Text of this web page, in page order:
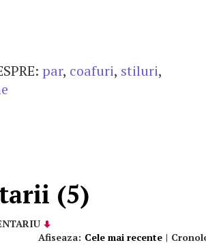
par, coafuri, stiluri,
(5)
Afiseaza: Cele mai recente |